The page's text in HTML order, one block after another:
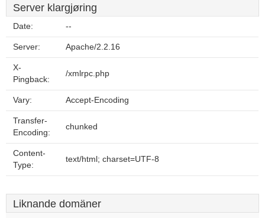
Server klargjøring
Date: --
Server: Apache/2.2.16
X-
Pingback:
/xmlrpc.php
Vary: Accept-Encoding
Transfer-
Encoding:
chunked
Content-
Type:
text/html; charset=UTF-8
Liknande domäner